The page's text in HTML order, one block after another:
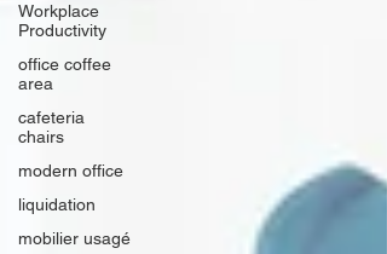
Workplace
Productivity
office coffee
area
cafeteria
chairs
modern office
liquidation
mobilier usagé